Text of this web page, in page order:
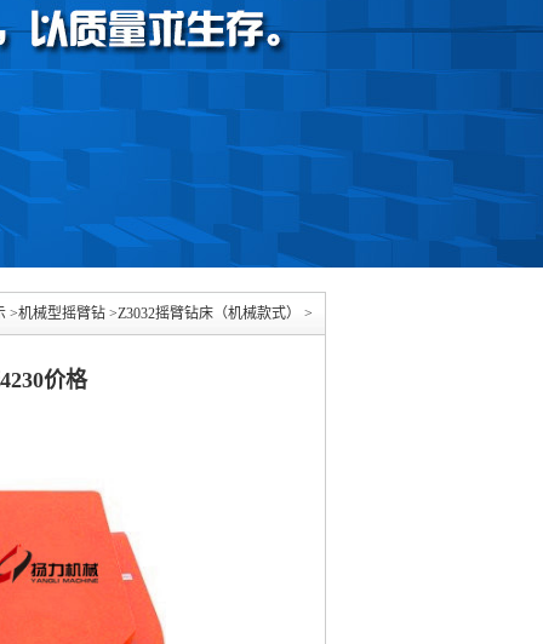
>机械型摇臂钻 >Z3032摇臂钻床（机械款式） >
价格